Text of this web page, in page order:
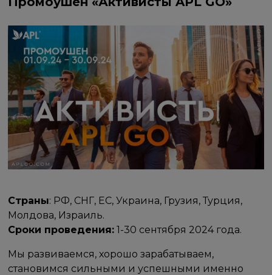
Страны: РФ, СНГ, ЕС, Украина, Грузия, Турция,
Молдова, Израиль.
Сроки проведения: 1-30 сентября 2024 года.
Мы развиваемся, хорошо зарабатываем,
становимся сильными и успешными именно